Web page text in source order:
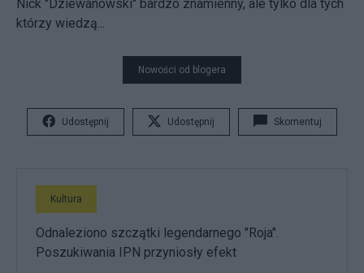
Nick "Dziewanowski" bardzo znamienny, ale tylko dla tych
którzy wiedzą...
Nowości od blogera
Udostępnij Udostępnij Skomentuj
Kultura
Odnaleziono szczątki legendarnego "Roja".
Poszukiwania IPN przyniosły efekt